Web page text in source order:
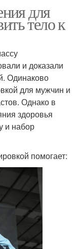
для
тело к
и доказали
Одинаково
для мужчин и
Однако в
здоровья
и набор
помогает: